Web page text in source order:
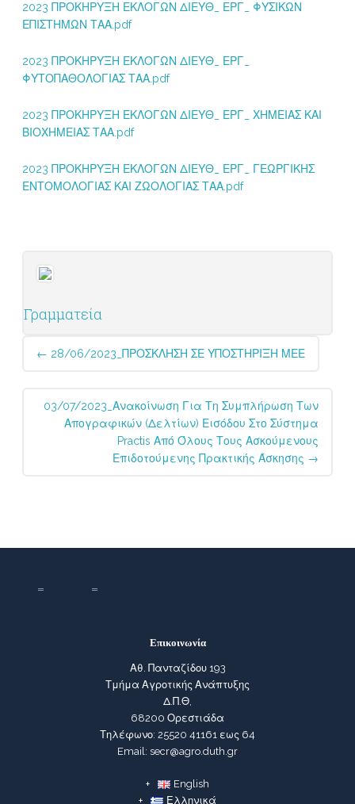
2023 ΠΡΟΚΗΡΥΞΗ ΕΚΛΟΓΩΝ ΔΙΕΥΘ_ ΕΡΓ_ ΦΥΣΙΚΩΝ
ΕΠΙΣΤΗΜΩΝ ΤΑΑ.pdf
2023 ΠΡΟΚΗΡΥΞΗ ΕΚΛΟΓΩΝ ΔΙΕΥΘ_ ΕΡΓ_
ΦΥΤΟΠΑΘΟΛΟΓΙΑΣ ΤΑΑ.pdf
2023 ΠΡΟΚΗΡΥΞΗ ΕΚΛΟΓΩΝ ΔΙΕΥΘ_ ΕΡΓ_ ΧΗΜΕΙΑΣ ΚΑΙ
ΒΙΟΧΗΜΕΙΑΣ ΤΑΑ.pdf
2023 ΠΡΟΚΗΡΥΞΗ ΕΚΛΟΓΩΝ ΔΙΕΥΘ_ ΕΡΓ_ ΓΕΩΡΓΙΚΗΣ
ΕΝΤΟΜΟΛΟΓΙΑΣ ΚΑΙ ΖΩΟΛΟΓΙΑΣ ΤΑΑ.pdf
Γραμματεία
Post
navigation
← 28/06/2023_ΠΡΟΣΚΛΗΣΗ ΣΕ ΥΠΟΣΤΗΡΙΞΗ ΜΕΕ
03/07/2023_Ανακοίνωση Για Τη Συμπλήρωση Των
Απογραφικών (Δελτίων) Εισόδου Στο Σύστημα
Practis Από Όλους Τους Ασκούμενους
Επιδοτούμενης Πρακτικής Άσκησης →
Επικοινωνία
Αθ. Πανταζίδου 193
Τμήμα Αγροτικής Ανάπτυξης
Δ.Π.Θ,
68200 Ορεστιάδα
Τηλέφωνο: 25520 41161 εως 64
Email: secr@agro.duth.gr
English
Ελληνικά